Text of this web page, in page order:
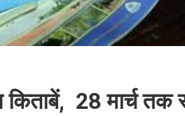
किताबें, 28 मार्च